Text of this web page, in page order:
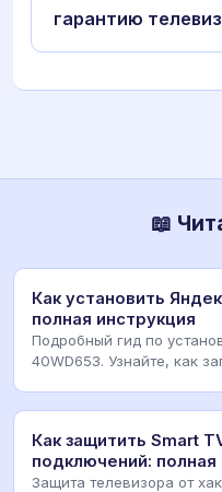
гарантию
📖
Как установить
полная инструкция
Подробный гид по
40WD653. Узнайте, как
Как защитить Smart
подключений: полная
Защита телевизора от